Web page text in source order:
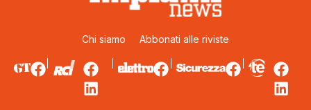
Chi siamo Abbonati alle riviste